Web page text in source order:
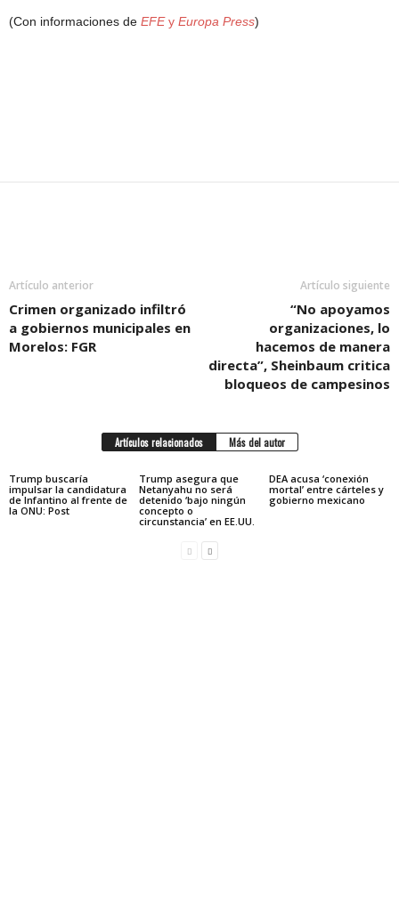
(Con informaciones de EFEy Europa Press)
Artículo anterior
Crimen organizado infiltró
a gobiernos municipales en
Morelos: FGR
Artículo siguiente
“No apoyamos
organizaciones, lo
hacemos de manera
directa”, Sheinbaum critica
bloqueos de campesinos
Artículos relacionados Más del autor
Trump buscaría
impulsar la candidatura
de Infantino al frente de
la ONU: Post
Trump asegura que
Netanyahu no será
detenido ‘bajo ningún
concepto o
circunstancia’ en EE.UU.
DEA acusa ‘conexión
mortal’ entre cárteles y
gobierno mexicano